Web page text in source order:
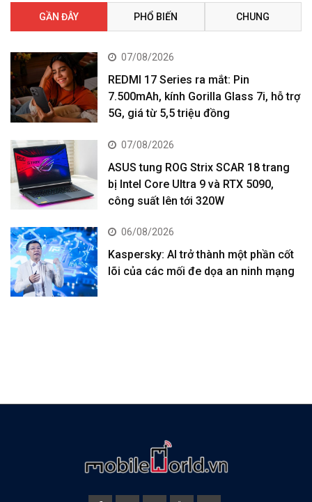
GẦN ĐÂY PHỔ BIẾN CHUNG
07/08/2026
REDMI 17 Series ra mắt: Pin
7.500mAh, kính Gorilla Glass 7i, hỗ trợ
5G, giá từ 5,5 triệu đồng
07/08/2026
ASUS tung ROG Strix SCAR 18 trang
bị Intel Core Ultra 9 và RTX 5090,
công suất lên tới 320W
06/08/2026
Kaspersky: AI trở thành một phần cốt
lõi của các mối đe dọa an ninh mạng